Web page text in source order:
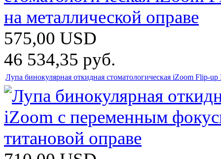
575,00 USD
46 534,35 руб.
Лупа бинокулярная откидная стоматологическая iZoom Flip-